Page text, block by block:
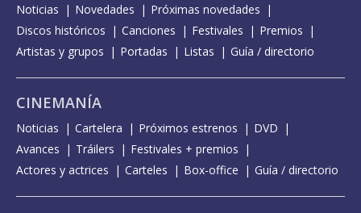
Noticias Novedades
Próximas novedades
Discos históricos
Canciones Festivales
Premios
Artistas y grupos
Portadas Listas Guía / directorio
CINEMANÍA
Noticias Cartelera Próximos estrenos
DVD
Avances
Tráilers
Festivales + premios
Actores y actrices
Carteles Box-office Guía / directorio